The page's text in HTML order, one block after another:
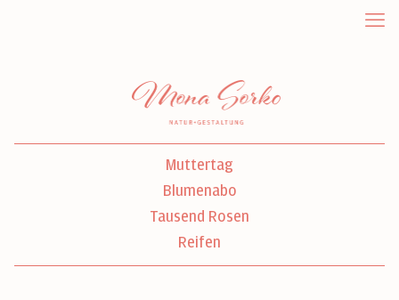
Muttertag
Blumenabo
Tausend Rosen
Reifen